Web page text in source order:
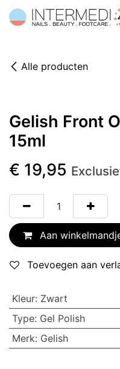
Overslaan naar inhoud
Alle producten
Gelish Front
15ml
€ 19,95
Aan
Toevoegen aan
Kleur: Zwart
Type: Gel Polish
Merk: Gelish